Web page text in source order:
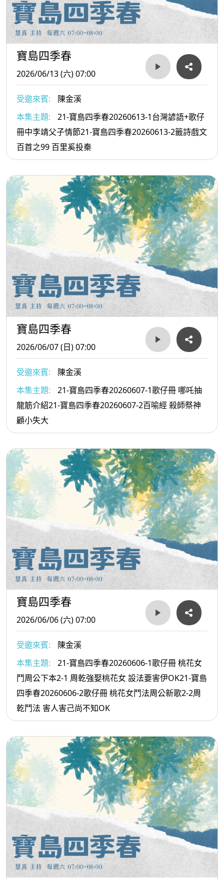
寶島四季春
2026/06/13 (六) 07:00
受邀來賓:
陳金溪
本集主題:
21-寶島四季春20260613-1台灣諺語+歌仔
冊中李靖父子情節21-寶島四季春20260613-2籤詩戲文
百首之99 百里奚投秦
寶島四季春
2026/06/07 (日) 07:00
受邀來賓:
陳金溪
本集主題:
21-寶島四季春20260607-1歌仔冊 哪吒抽
龍筋介紹21-寶島四季春20260607-2百喻經 殺師祭神
顧小失大
寶島四季春
2026/06/06 (六) 07:00
受邀來賓:
陳金溪
本集主題:
21-寶島四季春20260606-1歌仔冊 桃花女
鬥周公下本2-1 周乾強娶桃花女 設法要害伊OK21-寶島
四季春20260606-2歌仔冊 桃花女鬥法周公新歌2-2周
乾鬥法 害人害己尚不知OK